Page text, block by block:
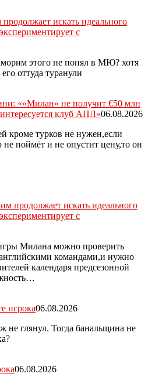
искать идеального
с
этого не понял в МЮ? хотя
оттуда туранули
«»Милан» не получит €50 млн
клуб АПЛ»06.08.2026
кроме турков не нужен,если
не поймёт и не опустит цену,то он
продолжает искать идеального
с
Милана можно проверить
английскими командами,и нужно
календаря предсезонной
игрока06.08.2026
не глянул. Тогда банальщина не
06.08.2026